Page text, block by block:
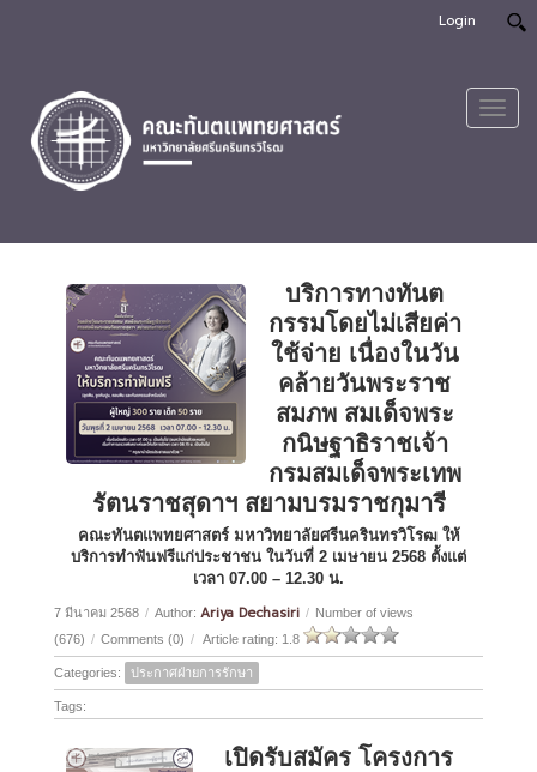
Login
บริการทางทันต
กรรมโดยไม่เสียค่า
ใช้จ่าย เนื่องในวัน
คล้ายวันพระราช
สมภพ สมเด็จพระ
กนิษฐาธิราชเจ้า
กรมสมเด็จพระเทพ
รัตนราชสุดาฯ สยามบรมราชกุมารี
คณะทันตแพทยศาสตร์ มหาวิทยาลัยศรีนครินทรวิโรฒ ให้
บริการทำฟันฟรีแก่ประชาชน ในวันที่ 2 เมษายน 2568 ตั้งแต่
เวลา 07.00 – 12.30 น.
7 มีนาคม 2568 / Author: Ariya Dechasiri / Number of views
(676) / Comments (0) / Article rating: 1.8
Categories: ประกาศฝ่ายการรักษา
Tags:
เปิดรับสมัคร โครงการ